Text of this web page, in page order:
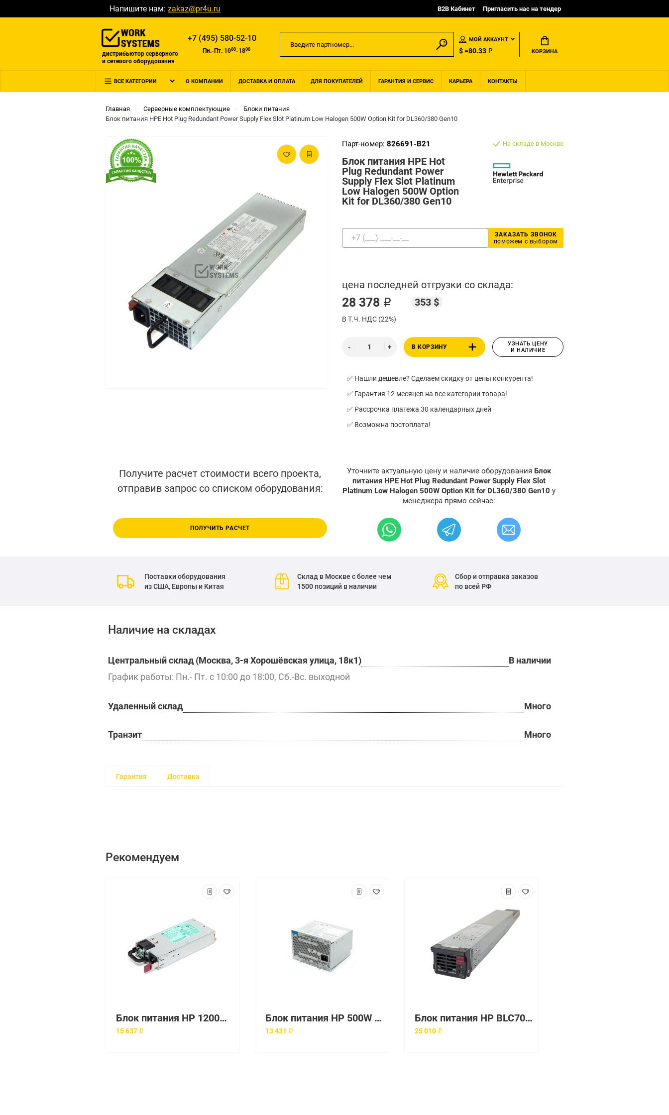
Напишите нам: zakaz@pr4u.ru B2B Кабинет Пригласить нас на тендер
дистрибьютор серверного
и сетевого оборудования
+7 (495) 580-52-10
Пн.-Пт. 1000-1800
МОЙ АККАУНТ
$ =80.33 ₽ КОРЗИНА
ВСЕ КАТЕГОРИИ О КОМПАНИИ ДОСТАВКА И ОПЛАТА ДЛЯ ПОКУПАТЕЛЕЙ ГАРАНТИЯ И СЕРВИС КАРЬЕРА КОНТАКТЫ
Главная Серверные комплектующие
Блоки питания
Блок питания HPE Hot Plug Redundant Power Supply Flex Slot Platinum Low Halogen 500W Option Kit for DL360/380 Gen10
Парт-номер: 826691-B21
Блок питания HPE Hot
Plug Redundant Power
Supply Flex Slot Platinum
Low Halogen 500W Option
Kit for DL360/380 Gen10
На складе в Москве
ЗАКАЗАТЬ ЗВОНОК
поможем с выбором
цена последней отгрузки со склада:
28 378 ₽ 353 $
В Т.Ч. НДС (22%)
В КОРЗИНУ
УЗНАТЬ ЦЕНУ
И НАЛИЧИЕ
✅ Нашли дешевле? Сделаем скидку от цены конкурента!
✅ Гарантия 12 месяцев на все категории товара!
✅ Рассрочка платежа 30 календарных дней
✅ Возможна постоплата!
Получите расчет стоимости всего проекта,
отправив запрос со списком оборудования:
ПОЛУЧИТЬ РАСЧЕТ
Уточните актуальную цену и наличие оборудования Блок
питания HPE Hot Plug Redundant Power Supply Flex Slot
Platinum Low Halogen 500W Option Kit for DL360/380 Gen10 у
менеджера прямо сейчас:
Поставки оборудования
из США, Европы и Китая
Склад в Москве с более чем
1500 позиций в наличии
Сбор и отправка заказов
по всей РФ
Наличие на складах
Центральный склад (Москва, 3-я Хорошёвская улица, 18к1)
В наличии
График работы: Пн.- Пт. с 10:00 до 18:00, Сб.-Вс. выходной
Удаленный склад Много
Транзит Много
Гарантия Доставка
Рекомендуем
Блок питания HP 1200W Common Slot Platinum Plus Power Supply Kit [656364-B21]
15 637 ₽
Блок питания HP 500W Power Supply for Proliant Dl160 G8 [656365-B21]
13 431 ₽
Блок питания HP BLC7000 ENCLOSURE POWER SUPPLY WITH IEC CORD [412138-B21]
25 010 ₽